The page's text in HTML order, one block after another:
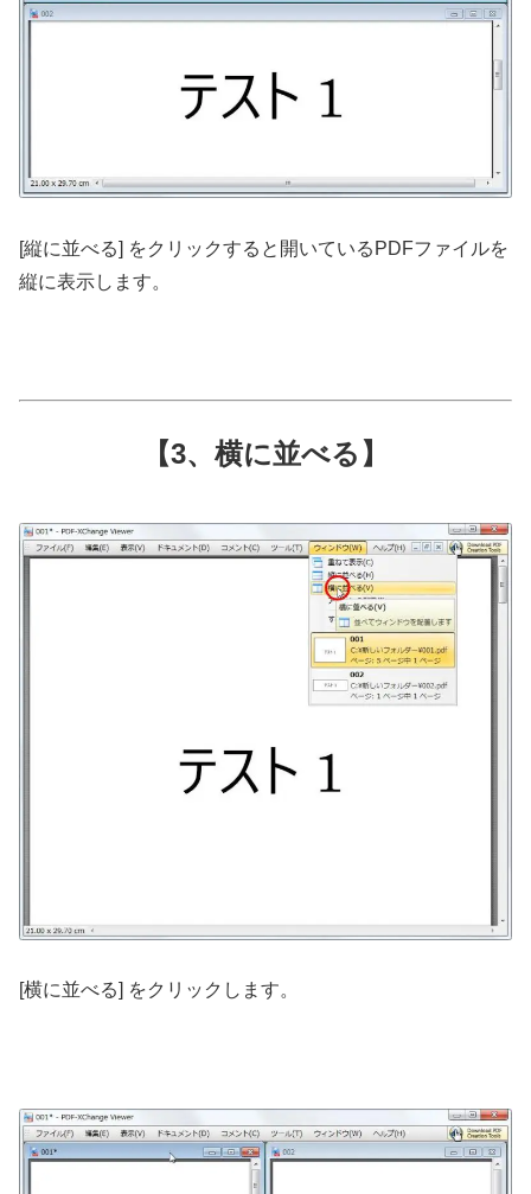
[縦に並べる] をクリックすると開いているPDFファイルを
縦に表示します。
【3、横に並べる】
[横に並べる] をクリックします。